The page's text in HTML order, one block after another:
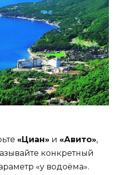
«Циан» и «Авито»,
конкретный
«у водоёма».